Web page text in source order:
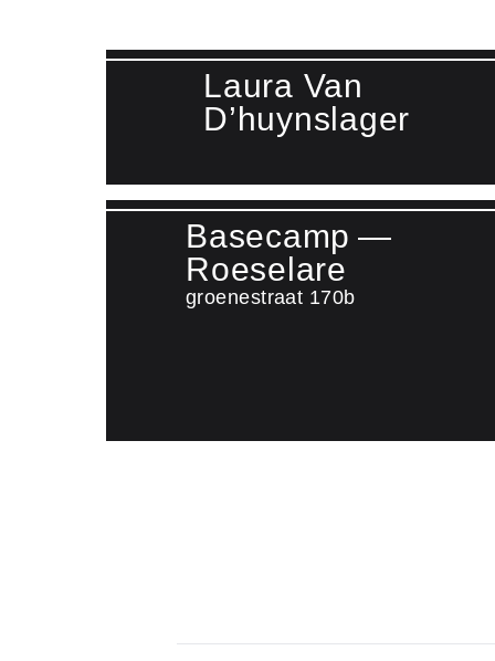
Laura Van
D’huynslager
Lees meer over Laura Van D'huynslager
Basecamp —
Roeselare
groenestraat 170b